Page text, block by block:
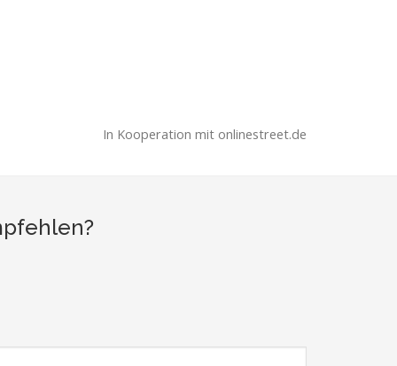
In Kooperation mit onlinestreet.de